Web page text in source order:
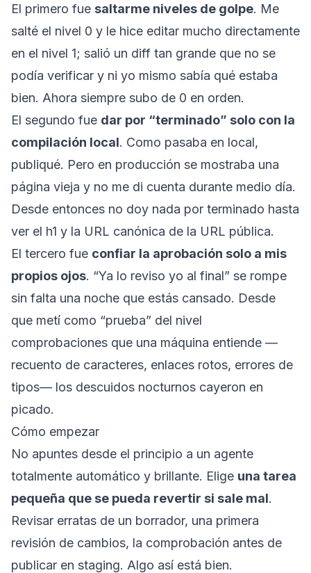
El primero fue saltarme niveles de golpe. Me
salté el nivel 0 y le hice editar mucho directamente
en el nivel 1; salió un diff tan grande que no se
podía verificar y ni yo mismo sabía qué estaba
bien. Ahora siempre subo de 0 en orden.
El segundo fue dar por “terminado” solo con la
compilación local. Como pasaba en local,
publiqué. Pero en producción se mostraba una
página vieja y no me di cuenta durante medio día.
Desde entonces no doy nada por terminado hasta
ver el h1 y la URL canónica de la URL pública.
El tercero fue confiar la aprobación solo a mis
propios ojos. “Ya lo reviso yo al final” se rompe
sin falta una noche que estás cansado. Desde
que metí como “prueba” del nivel
comprobaciones que una máquina entiende —
recuento de caracteres, enlaces rotos, errores de
tipos— los descuidos nocturnos cayeron en
picado.
Cómo empezar
No apuntes desde el principio a un agente
totalmente automático y brillante. Elige una tarea
pequeña que se pueda revertir si sale mal.
Revisar erratas de un borrador, una primera
revisión de cambios, la comprobación antes de
publicar en staging. Algo así está bien.